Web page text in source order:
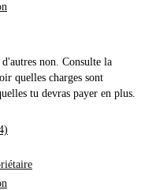
non. Consulte la
quelles charges sont
tu devras payer en plus.